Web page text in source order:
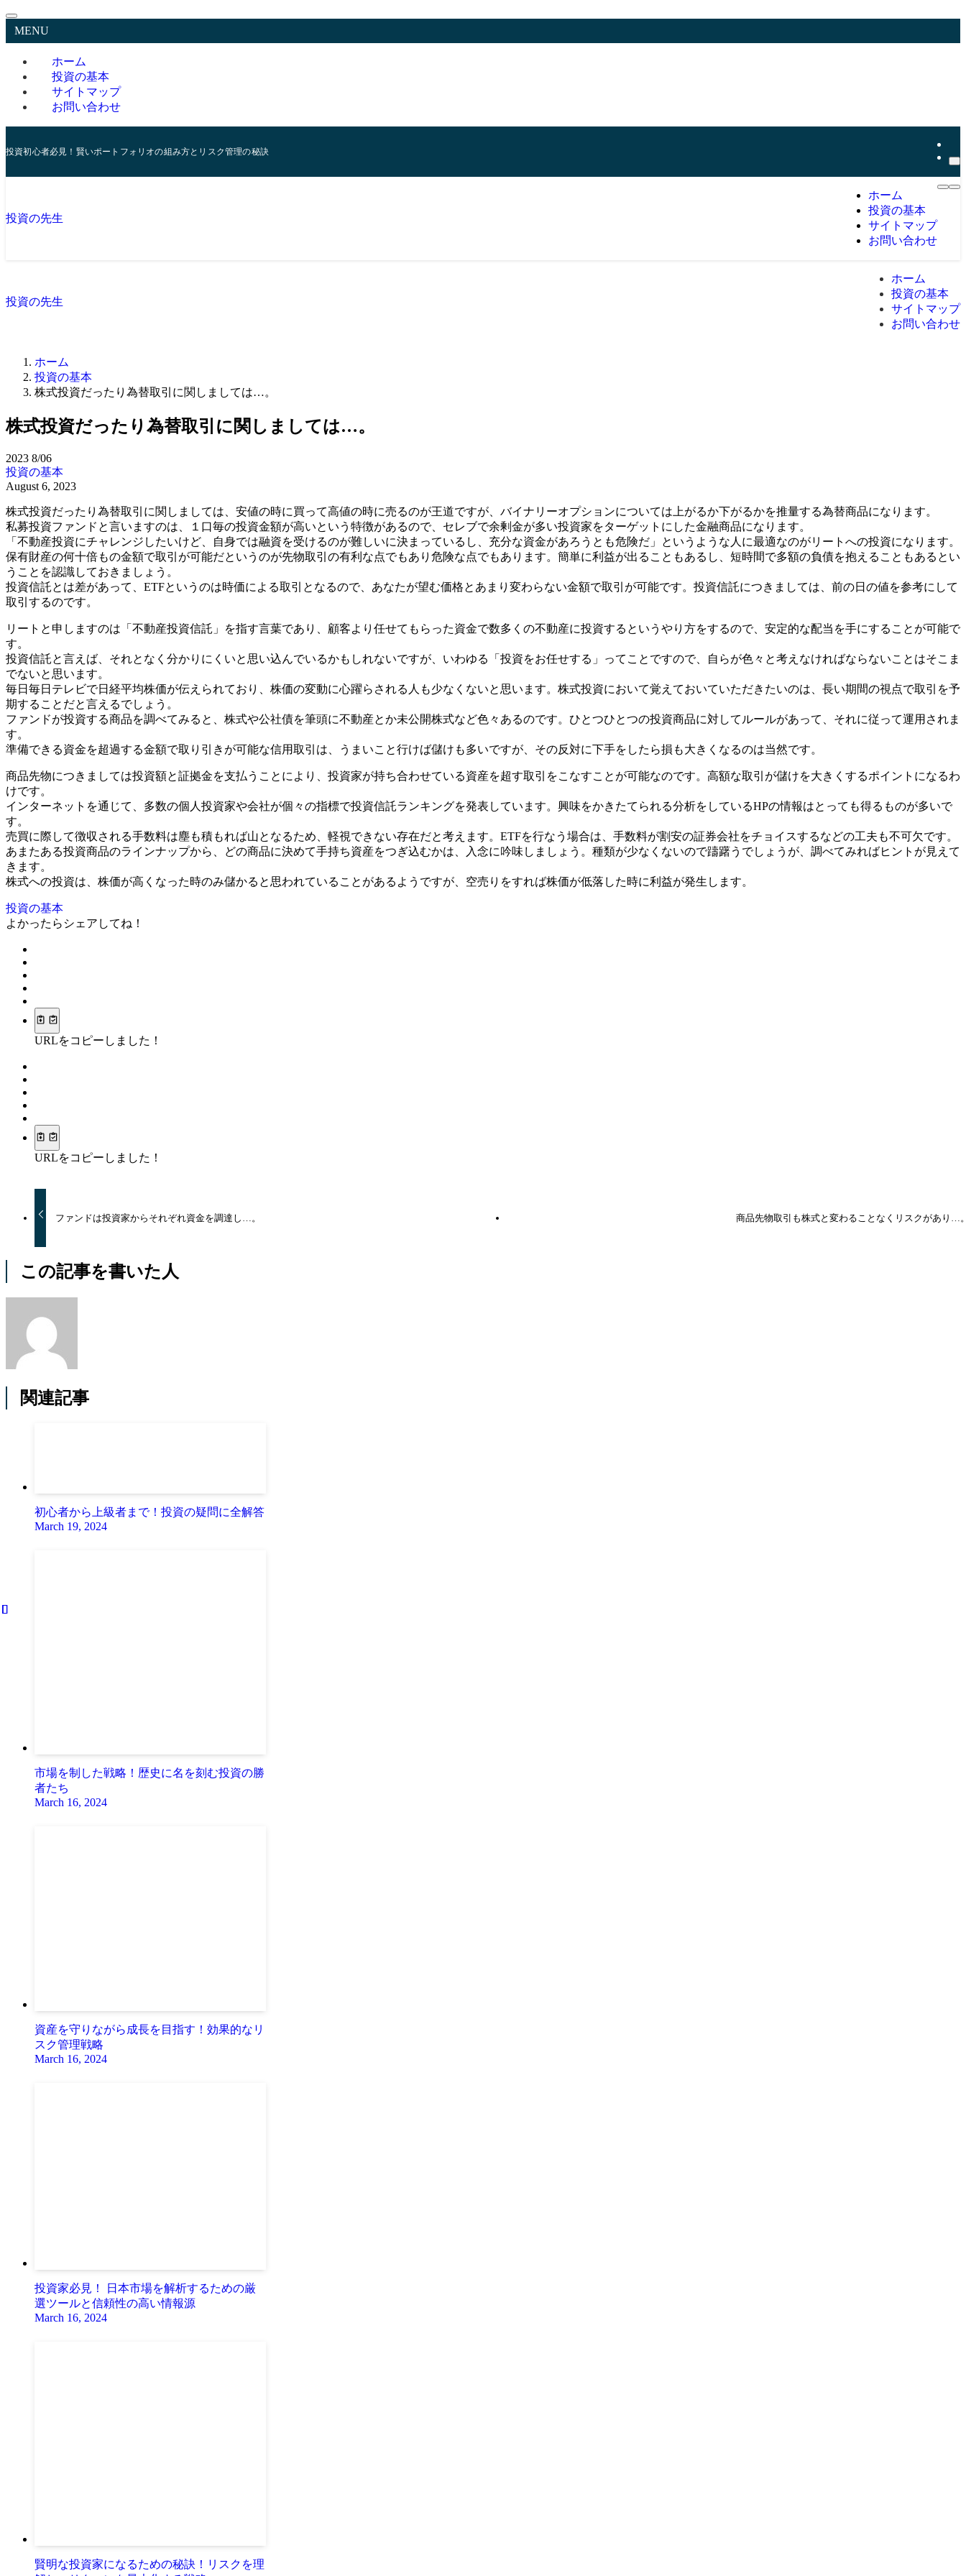
MENU
ホーム
投資の基本
サイトマップ
お問い合わせ
投資初心者必見！賢いポートフォリオの組み方とリスク管理の秘訣
投資の先生
ホーム
投資の基本
サイトマップ
お問い合わせ
投資の先生
ホーム
投資の基本
サイトマップ
お問い合わせ
ホーム
投資の基本
株式投資だったり為替取引に関しましては…。
株式投資だったり為替取引に関しましては…。
2023 8/06
投資の基本
August 6, 2023
株式投資だったり為替取引に関しましては、安値の時に買って高値の時に売るのが王道ですが、バイナリーオプションについては上がるか下がるかを推量する為替商品になります。
私募投資ファンドと言いますのは、１口毎の投資金額が高いという特徴があるので、セレブで余剰金が多い投資家をターゲットにした金融商品になります。
「不動産投資にチャレンジしたいけど、自身では融資を受けるのが難しいに決まっているし、充分な資金があろうとも危険だ」というような人に最適なのがリートへの投資になります。
保有財産の何十倍もの金額で取引が可能だというのが先物取引の有利な点でもあり危険な点でもあります。簡単に利益が出ることもあるし、短時間で多額の負債を抱えることもあるとい
うことを認識しておきましょう。
投資信託とは差があって、ETFというのは時価による取引となるので、あなたが望む価格とあまり変わらない金額で取引が可能です。投資信託につきましては、前の日の値を参考にして
取引するのです。
リートと申しますのは「不動産投資信託」を指す言葉であり、顧客より任せてもらった資金で数多くの不動産に投資するというやり方をするので、安定的な配当を手にすることが可能で
す。
投資信託と言えば、それとなく分かりにくいと思い込んでいるかもしれないですが、いわゆる「投資をお任せする」ってことですので、自らが色々と考えなければならないことはそこま
でないと思います。
毎日毎日テレビで日経平均株価が伝えられており、株価の変動に心躍らされる人も少なくないと思います。株式投資において覚えておいていただきたいのは、長い期間の視点で取引を予
期することだと言えるでしょう。
ファンドが投資する商品を調べてみると、株式や公社債を筆頭に不動産とか未公開株式など色々あるのです。ひとつひとつの投資商品に対してルールがあって、それに従って運用されま
す。
準備できる資金を超過する金額で取り引きが可能な信用取引は、うまいこと行けば儲けも多いですが、その反対に下手をしたら損も大きくなるのは当然です。
商品先物につきましては投資額と証拠金を支払うことにより、投資家が持ち合わせている資産を超す取引をこなすことが可能なのです。高額な取引が儲けを大きくするポイントになるわ
けです。
インターネットを通じて、多数の個人投資家や会社が個々の指標で投資信託ランキングを発表しています。興味をかきたてられる分析をしているHPの情報はとっても得るものが多いで
す。
売買に際して徴収される手数料は塵も積もれば山となるため、軽視できない存在だと考えます。ETFを行なう場合は、手数料が割安の証券会社をチョイスするなどの工夫も不可欠です。
あまたある投資商品のラインナップから、どの商品に決めて手持ち資産をつぎ込むかは、入念に吟味しましょう。種類が少なくないので躊躇うでしょうが、調べてみればヒントが見えて
きます。
株式への投資は、株価が高くなった時のみ儲かると思われていることがあるようですが、空売りをすれば株価が低落した時に利益が発生します。
投資の基本
よかったらシェアしてね！
URLをコピーしました！
URLをコピーしました！
ファンドは投資家からそれぞれ資金を調達し…。 商品先物取引も株式と変わることなくリスクがあり…
この記事を書いた人
関連記事
初心者から上級者まで！投資の疑問に全解答
March 19, 2024
市場を制した戦略！歴史に名を刻む投資の勝
者たち
March 16, 2024
資産を守りながら成長を目指す！効果的なリ
スク管理戦略
March 16, 2024
投資家必見！ 日本市場を解析するための厳
選ツールと信頼性の高い情報源
March 16, 2024
賢明な投資家になるための秘訣！リスクを理